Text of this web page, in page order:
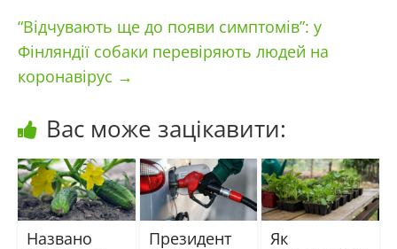
“Відчувають ще до появи симптомів”: у
Фінляндії собаки перевіряють людей на
коронавірус →
Вас може зацікавити:
Названо
Президент
Як